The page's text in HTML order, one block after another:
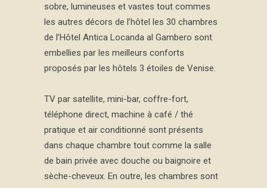
sobre, lumineuses et vastes tout commes
les autres décors de l’hôtel les 30 chambres
de l’Hôtel Antica Locanda al Gambero sont
embellies par les meilleurs conforts
proposés par les hôtels 3 étoiles de Venise.
TV par satellite, mini-bar, coffre-fort,
téléphone direct, machine à café / thé
pratique et air conditionné sont présents
dans chaque chambre tout comme la salle
de bain privée avec douche ou baignoire et
sèche-cheveux. En outre, les chambres sont